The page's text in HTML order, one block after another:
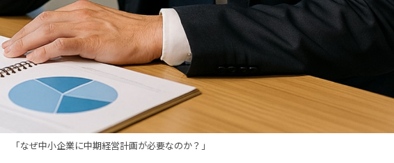
「なぜ中小企業に中期経営計画が必要なのか？」